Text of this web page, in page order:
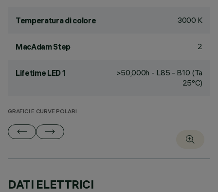
Temperatura di colore 3000 K
MacAdam Step 2
Lifetime LED 1
>50,000h - L85 - B10 (Ta
25°C)
GRAFICI E CURVE POLARI
DATI ELETTRICI